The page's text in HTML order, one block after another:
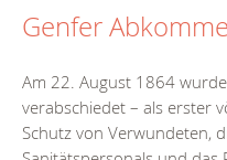
Genfer
Am 22. August 1864
verabschiedet – als erster
Schutz von Verwundeten,